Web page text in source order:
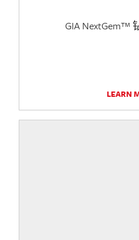
GIA NextGem™
LEARN